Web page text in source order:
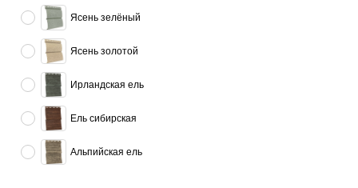
Ясень зелёный
Ясень золотой
Ирландская ель
Ель сибирская
Альпийская ель